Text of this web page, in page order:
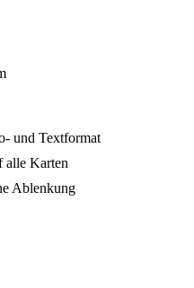
und Textformat
alle Karten
Ablenkung